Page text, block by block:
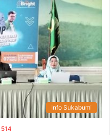
Info Sukabumi
514